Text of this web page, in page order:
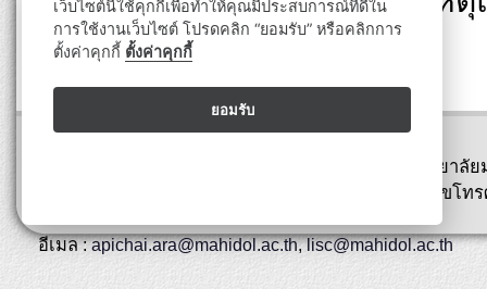
มหาวิทยาลัยมหิดล
พิพิธภัณฑ์สตางค์ มงคลสุข คณะวิทยาศาสตร์ มหาวิทยาลั
ถนนพระรามที่ 6 เขตราชเทวี กรุงเทพ 10400 หมายเลขโท
อีเมล :apichai.ara@mahidol.ac.th,lisc@mahidol.ac.th
เว็บไซต์นี้ใช้คุกกี้เพื่อทำให้คุณมีประสบการณ์ที่ดีใน
การใช้งานเว็บไซต์ โปรดคลิก “ยอมรับ” หรือคลิกการ
ตั้งค่าคุกกี้ ตั้งค่าคุกกี้
ยอมรับ